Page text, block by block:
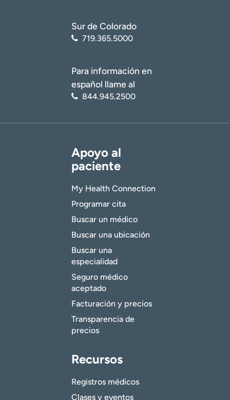
Sur de Colorado
719.365.5000
Para información en
español llame al
844.945.2500
Apoyo al
paciente
My Health Connection
Programar cita
Buscar un médico
Buscar una ubicación
Buscar una
especialidad
Seguro médico
aceptado
Facturación y precios
Transparencia de
precios
Recursos
Registros médicos
Clases y eventos